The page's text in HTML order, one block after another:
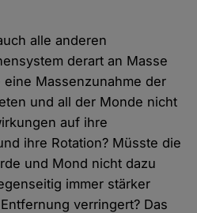
alle anderen
derart an Masse
Massenzunahme der
und all der Monde nicht
auf ihre
ihre Rotation? Müsste die
und Mond nicht dazu
immer stärker
verringert? Das